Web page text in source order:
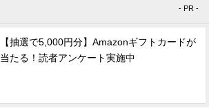
- PR -
【抽選で5,000円分】Amazonギフトカードが
当たる！読者アンケート実施中